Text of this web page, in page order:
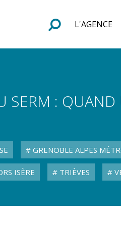
F
o
r
m
u
l
a
i
r
e
d
e
r
e
c
h
e
r
c
h
e L'AGENCE
SERM :
GRENOBLE ALPES
ISÈRE TRIÈVES